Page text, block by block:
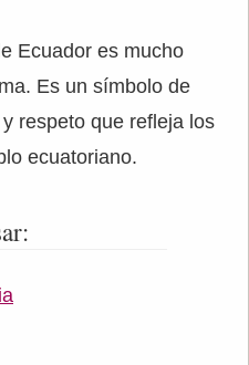
Ecuador es mucho
Es un símbolo de
respeto que refleja los
ecuatoriano.